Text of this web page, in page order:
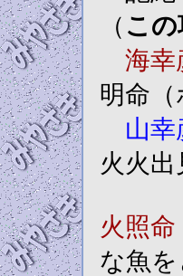
（ こ
海幸
明命
山幸
火火
火照命
な魚を